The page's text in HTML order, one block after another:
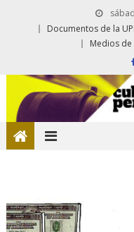
Documentos de la
Medios de